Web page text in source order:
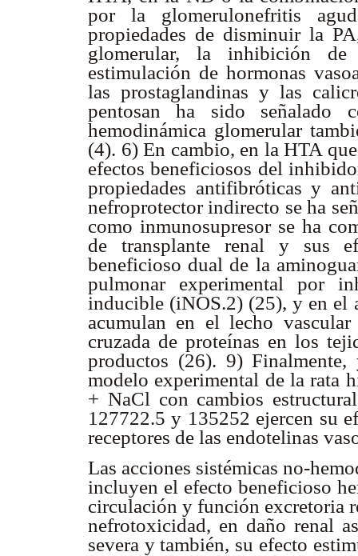
por la glomerulonefritis
propiedades de disminuir la
glomerular, la inhibición
estimulación de hormonas
las prostaglandinas y las
pentosan ha sido
hemodinámica glomerular
(4). 6) En cambio, en la HTA
efectos beneficiosos del
propiedades antifibróticas y
nefroprotector indirecto se ha
como inmunosupresor se ha
de transplante renal y sus
beneficioso dual de la
pulmonar experimental por
inducible (iNOS.2) (25), y en el
acumulan en el lecho
cruzada de proteínas en los
productos (26). 9)
modelo experimental de la rata
+ NaCl con cambios
127722.5 y 135252 ejercen su
receptores de las endotelinas
Las acciones sistémicas no-
incluyen el efecto beneficioso
circulación y función excretoria
nefrotoxicidad, en daño renal
severa y también, su efecto